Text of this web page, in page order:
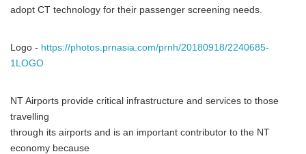
adopt CT technology for their passenger screening needs.
Logo - https://photos.prnasia.com/prnh/20180918/2240685-
1LOGO
NT Airports provide critical infrastructure and services to those
travelling
through its airports and is an important contributor to the NT
economy because